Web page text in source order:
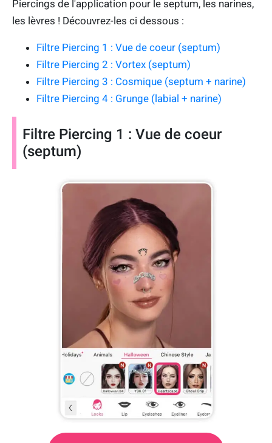
Piercings de l'application pour le septum, les narines,
les lèvres ! Découvrez-les ci dessous :
Filtre Piercing 1 : Vue de coeur (septum)
Filtre Piercing 2 : Vortex (septum)
Filtre Piercing 3 : Cosmique (septum + narine)
Filtre Piercing 4 : Grunge (labial + narine)
Filtre Piercing 1 : Vue de coeur
(septum)